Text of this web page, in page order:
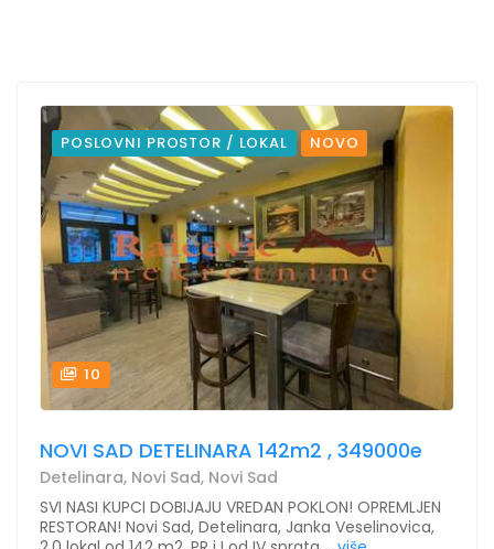
POSLOVNI PROSTOR / LOKAL NOVO
10
NOVI SAD DETELINARA 142m2 , 349000e
Detelinara, Novi Sad, Novi Sad
SVI NASI KUPCI DOBIJAJU VREDAN POKLON! OPREMLJEN
RESTORAN! Novi Sad, Detelinara, Janka Veselinovica,